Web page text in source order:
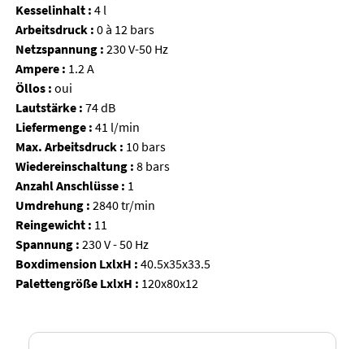
Kesselinhalt : 4 l
Arbeitsdruck : 0 à 12 bars
Netzspannung : 230 V-50 Hz
Ampere : 1.2 A
Öllos : oui
Lautstärke : 74 dB
Liefermenge : 41 l/min
Max. Arbeitsdruck : 10 bars
Wiedereinschaltung : 8 bars
Anzahl Anschlüsse : 1
Umdrehung : 2840 tr/min
Reingewicht : 11
Spannung : 230 V - 50 Hz
Boxdimension LxlxH : 40.5x35x33.5
Palettengröße LxlxH : 120x80x12